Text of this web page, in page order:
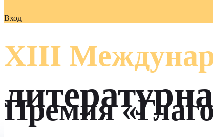
Вход
XIII
Премия